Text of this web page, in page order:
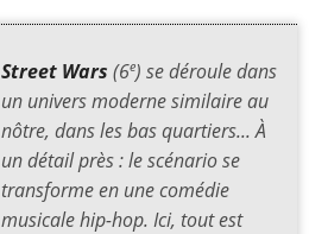
Street Wars (6e) se déroule dans
un univers moderne similaire au
nôtre, dans les bas quartiers... À
un détail près : le scénario se
transforme en une comédie
musicale hip-hop. Ici, tout est